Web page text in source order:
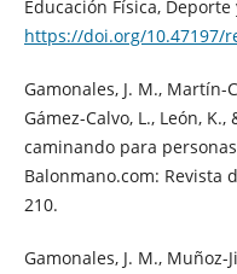
Educación Física,
https://doi.org/10.47197/
Gamonales, J. M., Martín-
Gámez-Calvo, L., León,
caminando para
Balonmano.com: Revista
210.
Gamonales, J. M., Muñoz-